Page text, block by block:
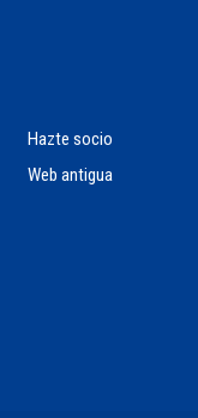
Hazte socio
Web antigua